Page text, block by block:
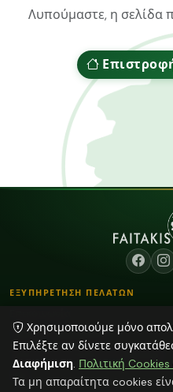
Λυπούμαστε, η σελίδα
ΕΞΥΠΗΡΕΤΗΣΗ ΠΕΛΑΤΩΝ
Τρόποι Παραγγελίας
Τρόποι Αποστολής & Πληρωμής
Blog
Χρησιμοποιούμε μόνο
Επιλέξτε αν δίνετε
Διαφήμιση. Πολιτική Cookies
Τα μη απαραίτητα cookies